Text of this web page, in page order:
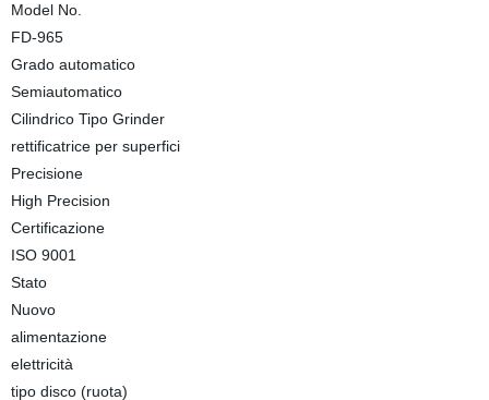
Model No.
FD-965
Grado automatico
Semiautomatico
Cilindrico Tipo Grinder
rettificatrice per superfici
Precisione
High Precision
Certificazione
ISO 9001
Stato
Nuovo
alimentazione
elettricità
tipo disco (ruota)